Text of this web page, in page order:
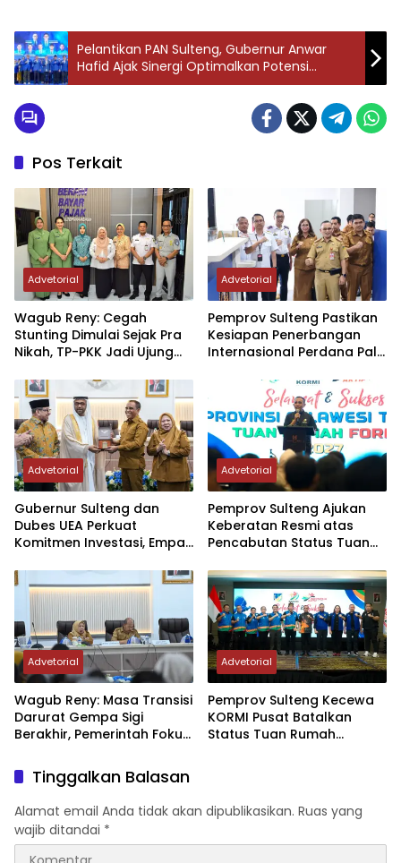
saat ini telah hadir pupuk
supertani sebagai solusi
untuk lahan kritis. Pupuk
mikro dan makro yang
bertujuan untuk
tanah. Pupuk supertani
ini mengandung…
Pelantikan PAN Sulteng, Gubernur Anwar
Hafid Ajak Sinergi Optimalkan Potensi
Daerah
Pos Terkait
Advetorial
Wagub Reny: Cegah
Stunting Dimulai Sejak Pra
Nikah, TP-PKK Jadi Ujung
Advetorial
Pemprov Sulteng Pastikan
Kesiapan Penerbangan
Internasional Perdana Palu
Advetorial
Gubernur Sulteng dan
Dubes UEA Perkuat
Komitmen Investasi, Empat
Advetorial
Pemprov Sulteng Ajukan
Keberatan Resmi atas
Pencabutan Status Tuan
2027
Advetorial
Wagub Reny: Masa Transisi
Darurat Gempa Sigi
Berakhir, Pemerintah Fokus
Advetorial
Pemprov Sulteng Kecewa
KORMI Pusat Batalkan
Status Tuan Rumah
Tinggalkan Balasan
Alamat email Anda tidak akan dipublikasikan. Ruas yang
wajib ditandai *